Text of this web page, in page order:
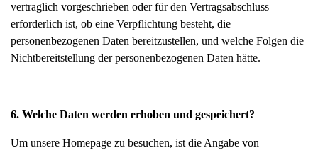
vertraglich vorgeschrieben oder für den Vertragsabschluss
erforderlich ist, ob eine Verpflichtung besteht, die
personenbezogenen Daten bereitzustellen, und welche Folgen die
Nichtbereitstellung der personenbezogenen Daten hätte.
6. Welche Daten werden erhoben und gespeichert?
Um unsere Homepage zu besuchen, ist die Angabe von